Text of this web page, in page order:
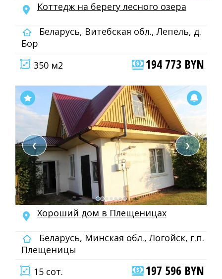
Коттедж на берегу лесного озера
Беларусь, Витебская обл., Лепель, д.
Бор
350 м2
194 773 BYN
❮ ❯
Хороший дом в Плещеницах
Беларусь, Минская обл., Логойск, г.п.
Плещеницы
15 сот.
197 596 BYN